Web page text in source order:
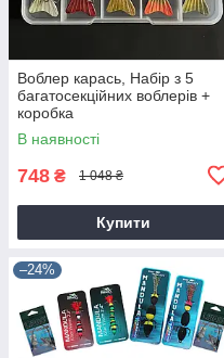
Воблер карась, Набір з 5
багатосекційних воблерів +
коробка
В наявності
748 ₴ 1 048 ₴
Купити
–24%